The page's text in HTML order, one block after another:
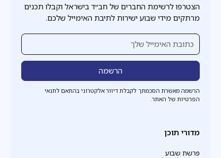
הצטרפו לרשימת החברים של חב״ד בישראל וקבלו תכנים
מרתקים מידי שבוע ישירות לתיבת האימייל שלכם.
הרשמה מאשרת הסכמתך לקבלת דיוור אלקטרוני בהתאם לתנאי
הפרטיות של האתר.
מדורי תוכן
פרשת שבוע